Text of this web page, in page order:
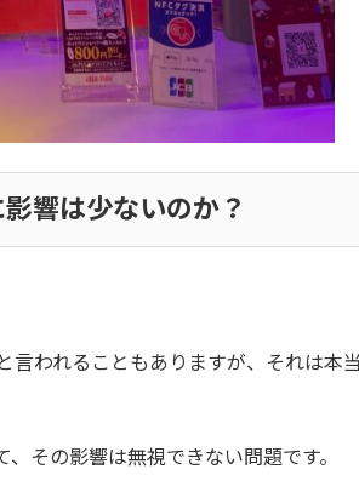
響は少ないのか？
言われることもありますが、それは本
その影響は無視できない問題です。